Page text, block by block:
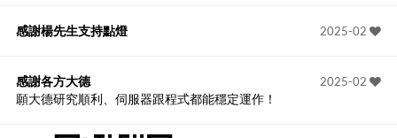
2025-02
感謝楊先生支持點燈
2025-02
感謝各方大德
願大德研究順利、伺服器跟程式都能穩定運作！